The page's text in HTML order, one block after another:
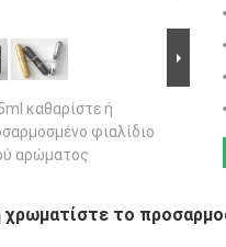
καθαρίστε ή
φιαλίδιο
αρώματος
χρωματίστε το